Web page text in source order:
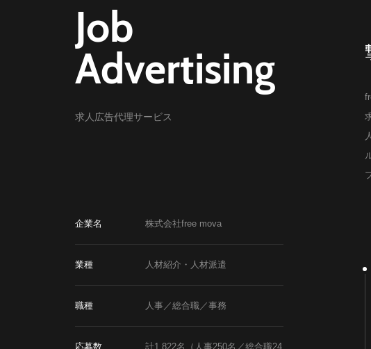
Job
Advertising
求人広告代理サービス
企業名 株式会社free mova
業種 人材紹介・人材派遣
職種 人事／総合職／事務
応募数
計1,822名（人事250名／総合職24